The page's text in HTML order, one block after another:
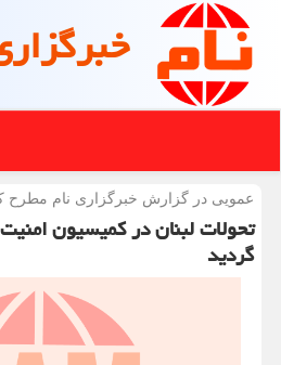
عمویی در گزارش خبرگزاری نام مطرح
تحولات لبنان در كمیسیون
گردید